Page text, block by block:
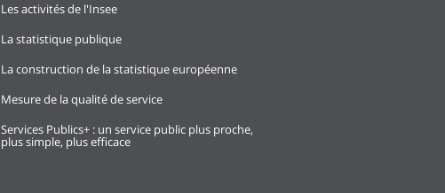
Les activités de l'Insee
La statistique publique
La construction de la statistique européenne
Mesure de la qualité de service
Services Publics+ : un service public plus proche,
plus simple, plus efficace